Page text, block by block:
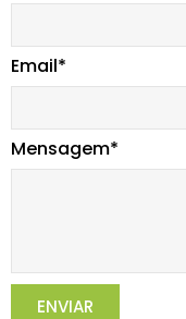
Email*
Mensagem*
ENVIAR